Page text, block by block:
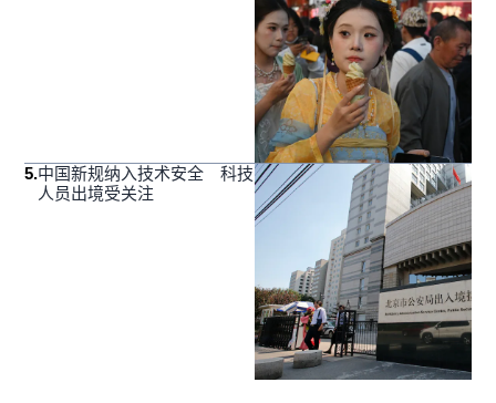
5.中国新规纳入技术安全 科技
人员出境受关注